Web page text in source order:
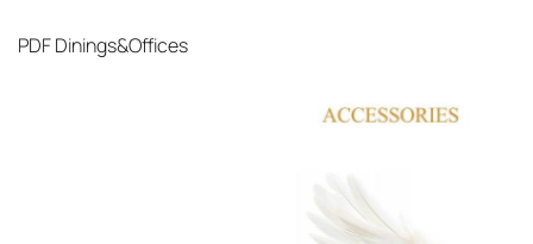
PDFDinings&Offices